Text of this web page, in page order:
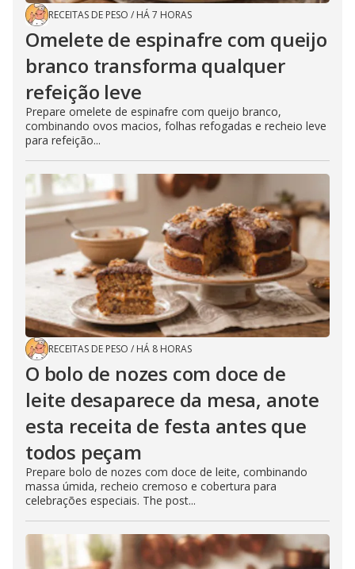
RECEITAS DE PESO / HÁ 7 HORAS
Omelete de espinafre com queijo
branco transforma qualquer
refeição leve
Prepare omelete de espinafre com queijo branco,
combinando ovos macios, folhas refogadas e recheio leve
para refeição...
RECEITAS DE PESO / HÁ 8 HORAS
O bolo de nozes com doce de
leite desaparece da mesa, anote
esta receita de festa antes que
todos peçam
Prepare bolo de nozes com doce de leite, combinando
massa úmida, recheio cremoso e cobertura para
celebrações especiais. The post...